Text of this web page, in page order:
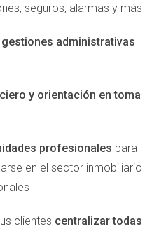
Comunica lo que esperas
dudes en preguntar cómo
para ti.
NATURALES
casos prácticos que
manejar la situación
los resultados
seguros, alarmas y más
administrativas
y orientación en toma
profesionales para
en el sector inmobiliario
clientes centralizar todas